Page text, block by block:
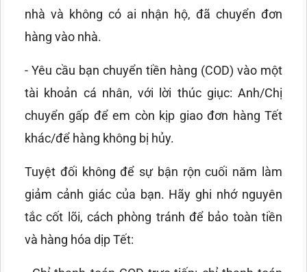
nhà và không có ai nhận hộ, đã chuyển đơn
hàng vào nhà.
- Yêu cầu bạn chuyển tiền hàng (COD) vào một
tài khoản cá nhân, với lời thúc giục: Anh/Chị
chuyển gấp để em còn kịp giao đơn hàng Tết
khác/để hàng không bị hủy.
Tuyệt đối không để sự bận rộn cuối năm làm
giảm cảnh giác của bạn. Hãy ghi nhớ nguyên
tắc cốt lõi, cách phòng tránh để bảo toàn tiền
và hàng hóa dịp Tết: